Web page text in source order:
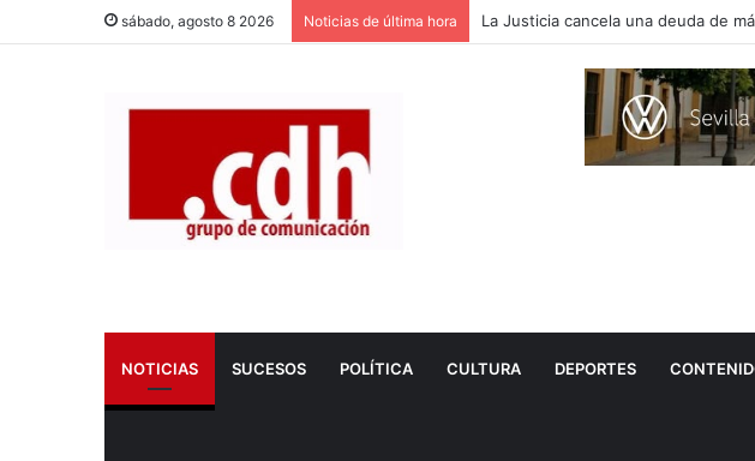
sábado, agosto 8 2026 Noticias de última hora Dos nuevos positivos por el virus
NOTICIAS SUCESOS POLÍTICA CULTURA DEPORTES